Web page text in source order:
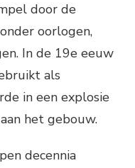
door de
oorlogen,
In de 19e eeuw
als
in een explosie
het gebouw.
decennia